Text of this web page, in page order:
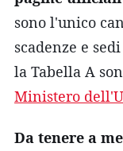
sono l'unico
scadenze e
la Tabella A
Ministero
Da tenere a